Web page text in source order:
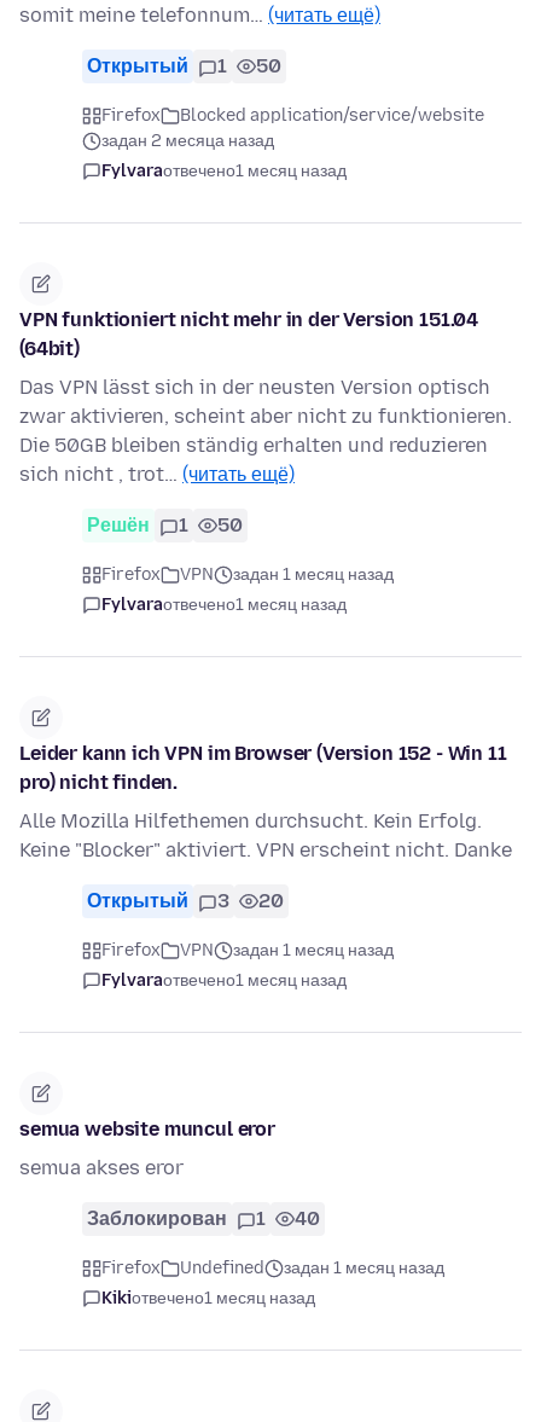
somit meine telefonnum… (читать ещё)
Открытый 1 50
Firefox
Blocked application/service/website
задан 2 месяца назад
Fylvaraотвечено1 месяц назад
VPN funktioniert nicht mehr in der Version 151.04
(64bit)
Das VPN lässt sich in der neusten Version optisch
zwar aktivieren, scheint aber nicht zu funktionieren.
Die 50GB bleiben ständig erhalten und reduzieren
sich nicht , trot… (читать ещё)
Решён 1 50
Firefox VPN
задан 1 месяц назад
Fylvaraотвечено1 месяц назад
Leider kann ich VPN im Browser (Version 152 - Win 11
pro) nicht finden.
Alle Mozilla Hilfethemen durchsucht. Kein Erfolg.
Keine "Blocker" aktiviert. VPN erscheint nicht. Danke
Открытый 3 20
Firefox VPN
задан 1 месяц назад
Fylvaraотвечено1 месяц назад
semua website muncul eror
semua akses eror
Заблокирован 1 40
Firefox Undefined
задан 1 месяц назад
Kikiотвечено1 месяц назад